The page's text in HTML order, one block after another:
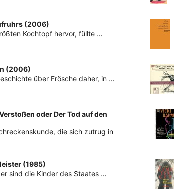
(2006)
Kochtopf hervor, füllte …
(2006)
über Frösche daher, in …
oder Der Tod auf den
die sich zutrug in
(1985)
sind die Kinder des Staates …